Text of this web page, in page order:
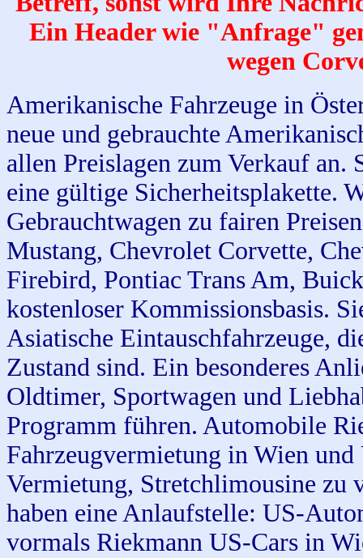
Ein Header wie "Anfrage"
wegen
Amerikanische Fahrzeuge in
neue und gebrauchte
allen Preislagen zum Verkauf an.
eine gültige Sicherheitsplakette.
Gebrauchtwagen zu fairen
Mustang, Chevrolet Corvette,
Firebird, Pontiac Trans Am,
kostenloser Kommissionsbasis.
Asiatische Eintauschfahrzeuge,
Zustand sind. Ein besonderes
Oldtimer, Sportwagen und
Programm führen. Automobile
Fahrzeugvermietung in Wien
Vermietung, Stretchlimousine
haben eine Anlaufstelle: US-
vormals Riekmann US-Cars in